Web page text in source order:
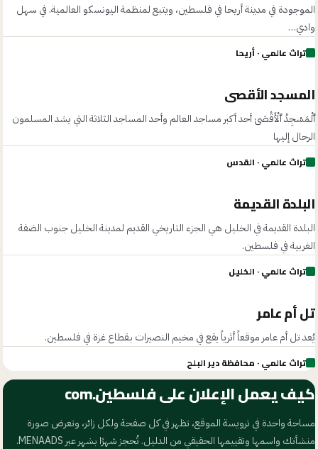
الموجودة في مدينة أريحا في فلسطين، ويتبع لمنظمة اليونسكو العالمية. في سهل
وادي…
تراث عالمي· أريحا
المسجد الأقصى
ٱلْمَسْجِدُ ٱلْأَقْصَىٰ أحد أكبر مساجد العالم وأحد المساجد الثلاثة التي يشد المسلمون
الرحال إليها
تراث عالمي· القدس
البلدة القديمة
البلدة القديمة في الخليل هي الجزء التاريخي القديم لمدينة الخليل جنوب الضفة
الغربية في فلسطين.
تراث عالمي· الخليل
تل أم عامر
يُعد تل أم عامر موقعاً أثرياً يقع في مخيم النصيرات بـقطاع غزة في فلسطين.
تراث عالمي· محافظة دير البلح
كيف يعمل الإعلان علىفلسطين.com
مساحة واحدة في ترويسة الموقع، تظهر في كل صفحة ولكل زائر، وتعرض صورة
منشأتك واسمها وتقييمها الحقيقي من الدليل. تُحجز شهرًا بشهر عبر MENAADS.